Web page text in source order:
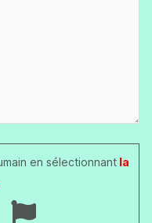
en sélectionnantla